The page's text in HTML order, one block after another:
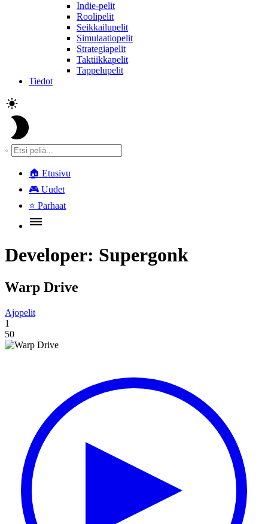
Indie-pelit
Roolipelit
Seikkailupelit
Simulaatiopelit
Strategiapelit
Taktiikkapelit
Tappelupelit
Tiedot
🏠 Etusivu
🎮 Uudet
⭐ Parhaat
Developer: Supergonk
Warp Drive
Ajopelit
1
50